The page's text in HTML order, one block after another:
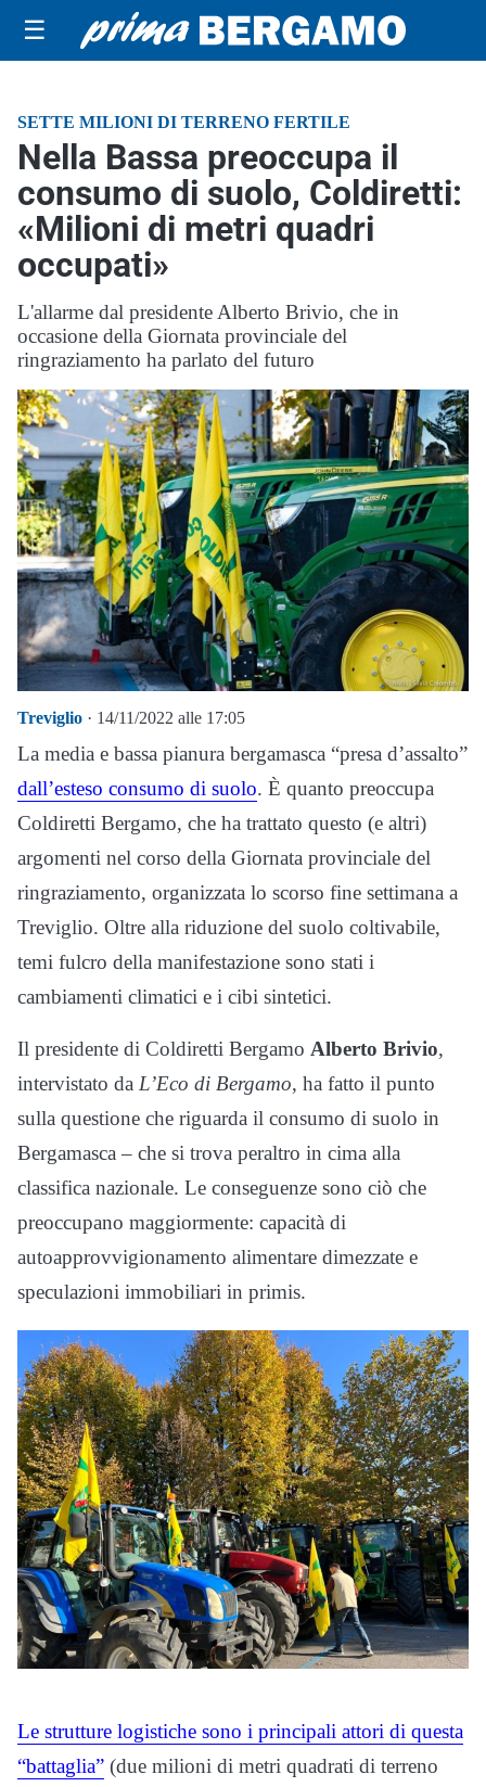
☰
SETTE MILIONI DI TERRENO FERTILE
Nella Bassa preoccupa il
consumo di suolo, Coldiretti:
«Milioni di metri quadri
occupati»
L'allarme dal presidente Alberto Brivio, che in
occasione della Giornata provinciale del
ringraziamento ha parlato del futuro
Treviglio · 14/11/2022 alle 17:05
La media e bassa pianura bergamasca “presa d’assalto”
dall’esteso consumo di suolo. È quanto preoccupa
Coldiretti Bergamo, che ha trattato questo (e altri)
argomenti nel corso della Giornata provinciale del
ringraziamento, organizzata lo scorso fine settimana a
Treviglio. Oltre alla riduzione del suolo coltivabile,
temi fulcro della manifestazione sono stati i
cambiamenti climatici e i cibi sintetici.
Il presidente di Coldiretti Bergamo Alberto Brivio,
intervistato da L’Eco di Bergamo, ha fatto il punto
sulla questione che riguarda il consumo di suolo in
Bergamasca – che si trova peraltro in cima alla
classifica nazionale. Le conseguenze sono ciò che
preoccupano maggiormente: capacità di
autoapprovvigionamento alimentare dimezzate e
speculazioni immobiliari in primis.
Le strutture logistiche sono i principali attori di questa
“battaglia” (due milioni di metri quadrati di terreno